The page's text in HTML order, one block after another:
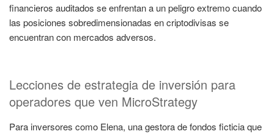
financieros auditados se enfrentan a un peligro extremo cuando
las posiciones sobredimensionadas en criptodivisas se
encuentran con mercados adversos.
Lecciones de estrategia de inversión para
operadores que ven MicroStrategy
Para inversores como Elena, una gestora de fondos ficticia que